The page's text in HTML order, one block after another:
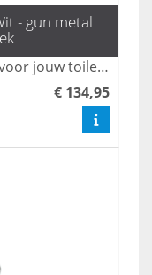
- gun metal
Ontdek de perfecte oplossing voor jouw toilet met de stijlvolle fonteinset Kaya, inclusief een trendy Gun Metal kraan en sifon van L'aqua. Deze fontein biedt niet alleen functionaliteit, maar ook een moderne uitstraling die elke toiletruimte verfraait. Bestel snel en geef je toilet een upgrade met de mooiste toilet fonteintjes!
€ 134,95